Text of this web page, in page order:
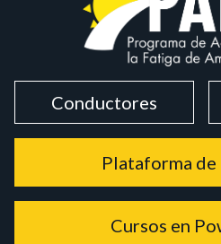
Conductores
Plataforma de
Cursos en